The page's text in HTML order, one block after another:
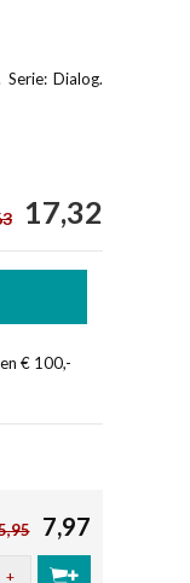
Dialog.
17,32
€ 100,-
7,97
+